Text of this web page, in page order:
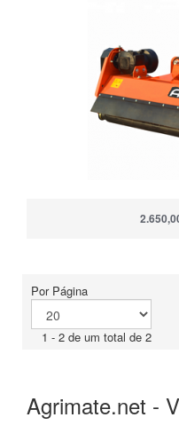
Por Página
1 - 2 de um total de 2
Agrimate.net -